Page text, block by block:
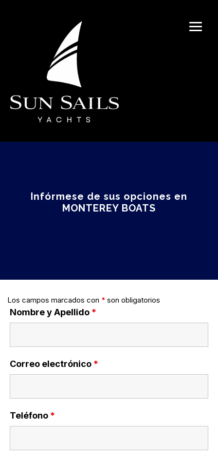
Infórmese de sus opciones en
MONTEREY BOATS
Los campos marcados con * son obligatorios
Nombre y Apellido *
Correo electrónico *
Teléfono *